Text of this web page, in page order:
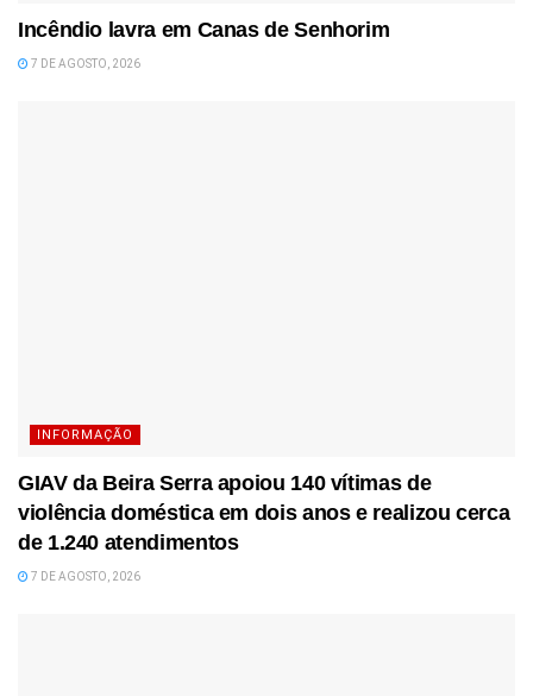
Incêndio lavra em Canas de Senhorim
7 DE AGOSTO, 2026
INFORMAÇÃO
GIAV da Beira Serra apoiou 140 vítimas de
violência doméstica em dois anos e realizou cerca
de 1.240 atendimentos
7 DE AGOSTO, 2026